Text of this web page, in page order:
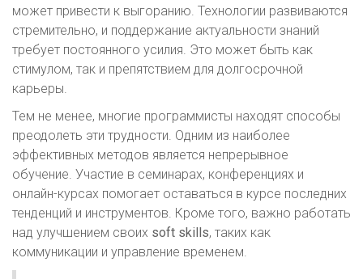
может привести к выгоранию. Технологии развиваются
стремительно, и поддержание актуальности знаний
требует постоянного усилия. Это может быть как
стимулом, так и препятствием для долгосрочной
карьеры.
Тем не менее, многие программисты находят способы
преодолеть эти трудности. Одним из наиболее
эффективных методов является непрерывное
обучение. Участие в семинарах, конференциях и
онлайн-курсах помогает оставаться в курсе последних
тенденций и инструментов. Кроме того, важно работать
над улучшением своих soft skills, таких как
коммуникации и управление временем.